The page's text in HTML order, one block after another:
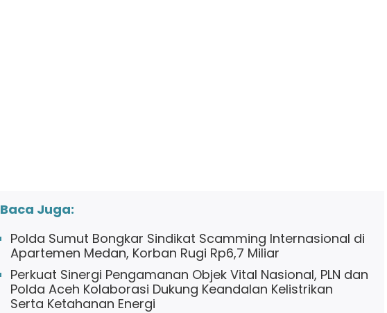
Baca Juga:
Polda Sumut Bongkar Sindikat Scamming Internasional di
Apartemen Medan, Korban Rugi Rp6,7 Miliar
Perkuat Sinergi Pengamanan Objek Vital Nasional, PLN dan
Polda Aceh Kolaborasi Dukung Keandalan Kelistrikan
Serta Ketahanan Energi